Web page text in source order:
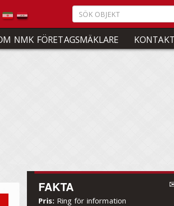
NMK FÖRETAGSMÄKLARE
FAKTA
Pris: Ring för information